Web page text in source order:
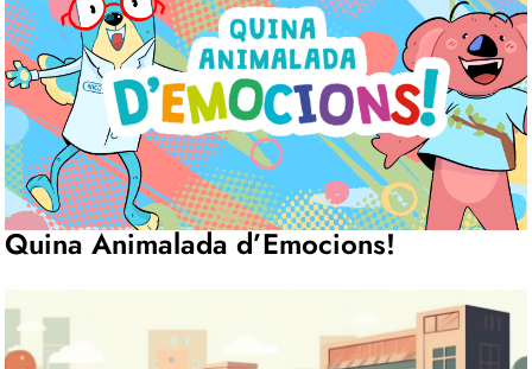
Quina Animalada d’Emocions!